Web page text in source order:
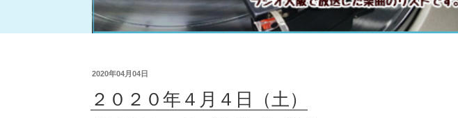
2020年04月04日
２０２０年４月４日（土）